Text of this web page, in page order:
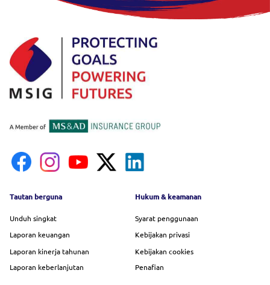
Footer menu
Tautan berguna
Unduh singkat
Laporan keuangan
Laporan kinerja tahunan
Laporan keberlanjutan
Hukum & keamanan
Syarat penggunaan
Kebijakan privasi
Kebijakan cookies
Penafian